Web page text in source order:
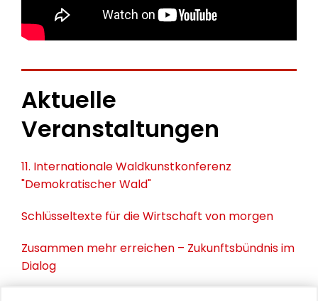
Aktuelle
Veranstaltungen
11. Internationale Waldkunstkonferenz
"Demokratischer Wald"
Schlüsseltexte für die Wirtschaft von morgen
Zusammen mehr erreichen – Zukunftsbündnis im
Dialog